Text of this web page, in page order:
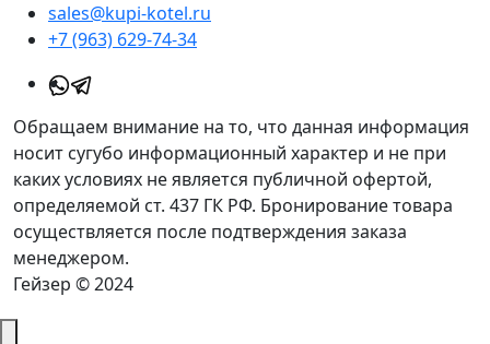
sales@kupi-kotel.ru
+7 (963) 629-74-34
Обращаем внимание на то, что данная информация
носит сугубо информационный характер и не при
каких условиях не является публичной офертой,
определяемой ст. 437 ГК РФ. Бронирование товара
осуществляется после подтверждения заказа
менеджером.
Гейзер © 2024